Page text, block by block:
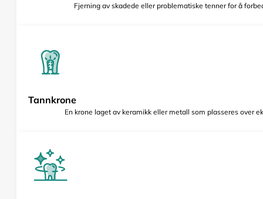
Fjerning av skadede eller problematiske tenner for å
Tannkrone
En krone laget av keramikk eller metall som plasseres over